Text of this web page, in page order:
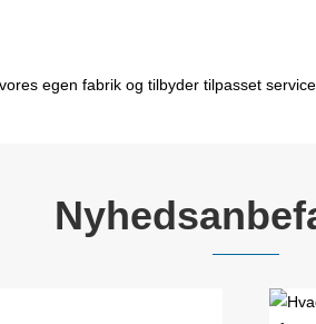
egen fabrik og tilbyder tilpasset